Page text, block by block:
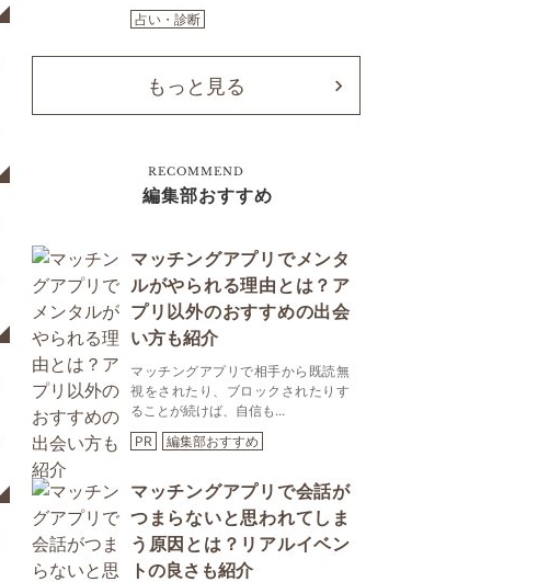
占い・診断
もっと見る
RECOMMEND
編集部おすすめ
マッチングアプリでメンタ
ルがやられる理由とは？ア
プリ以外のおすすめの出会
い方も紹介
マッチングアプリで相手から既読無
視をされたり、ブロックされたりす
ることが続けば、自信も...
PR
編集部おすすめ
マッチングアプリで会話が
つまらないと思われてしま
う原因とは？リアルイベン
トの良さも紹介